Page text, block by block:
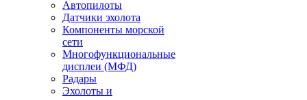
Автопилоты
Датчики эхолота
Компоненты морской
сети
Многофункциональные
дисплеи (МФД)
Радары
Эхолоты и